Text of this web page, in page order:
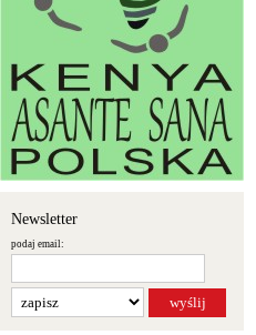
Newsletter
podaj email: